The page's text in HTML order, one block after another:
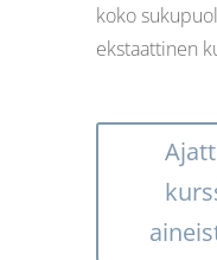
koko
ekstaattinen